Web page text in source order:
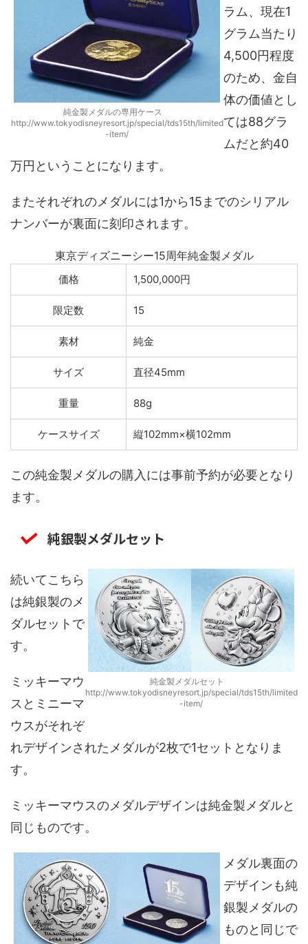
純金製メダルの専用ケース
http://www.tokyodisneyresort.jp/special/tds15th/limited
-item/
ラム、現在1
グラム当たり
4,500円程度
のため、金自
体の価値とし
ては88グラ
ムだと約40
万円ということになります。
またそれぞれのメダルには1から15までのシリアル
ナンバーが裏面に刻印されます。
東京ディズニーシー15周年純金製メダル
価格 1,500,000円
限定数 15
素材 純金
サイズ 直径45mm
重量 88g
ケースサイズ 縦102mm×横102mm
この純金製メダルの購入には事前予約が必要となり
ます。
純銀製メダルセット
純金製メダルセット
http://www.tokyodisneyresort.jp/special/tds15th/limited
-item/
続いてこちら
は純銀製のメ
ダルセットで
す。
ミッキーマウ
スとミニーマ
ウスがそれぞ
れデザインされたメダルが2枚で1セットとなりま
す。
ミッキーマウスのメダルデザインは純金製メダルと
同じものです。
メダル裏面の
デザインも純
銀製メダルの
ものと同じで